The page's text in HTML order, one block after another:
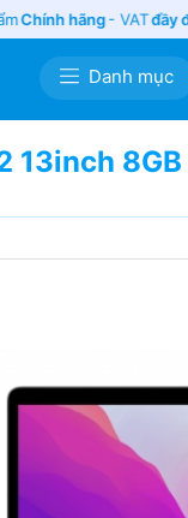
Chính hãng- VATđầy đủ
Danh mục
13inch 8GB